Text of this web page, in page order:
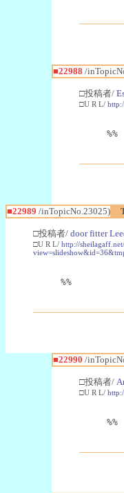
■22988 /
□投稿者/
□U R L/
%%
■22989 /inTopicNo.23025)
□投稿者/ door fitter
□U R L/ http://
%%
■22990 /
□投稿者/
□U R L/
%%